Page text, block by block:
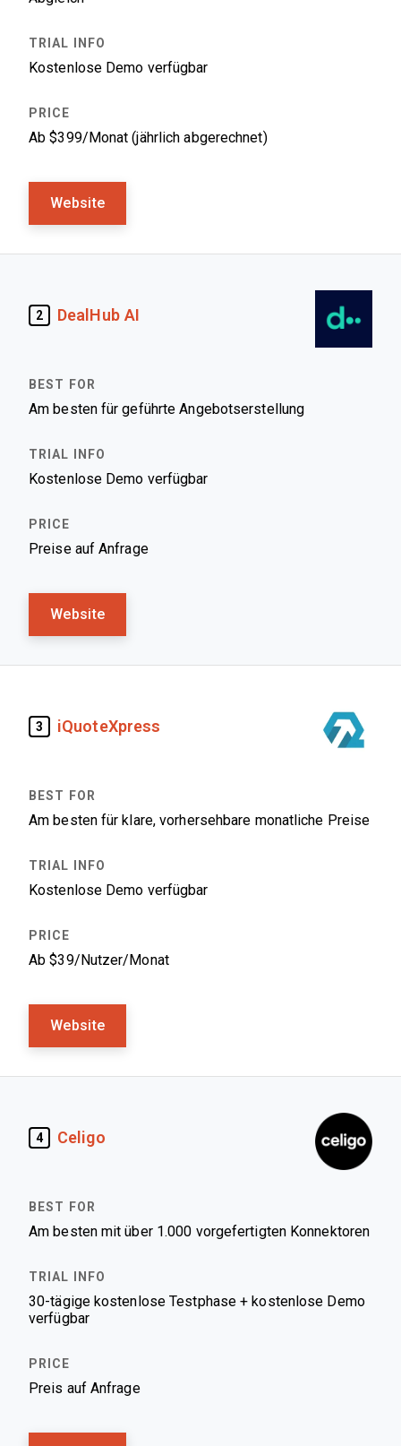
Kostenlose Demo verfügbar
Ab $399/Monat (jährlich abgerechnet)
Website
2 DealHub AI
Am besten für geführte Angebotserstellung
Kostenlose Demo verfügbar
Preise auf Anfrage
Website
3 iQuoteXpress
Am besten für klare, vorhersehbare monatliche Preise
Kostenlose Demo verfügbar
Ab $39/Nutzer/Monat
Website
4 Celigo
Am besten mit über 1.000 vorgefertigten Konnektoren
30-tägige kostenlose Testphase + kostenlose Demo
verfügbar
Preis auf Anfrage